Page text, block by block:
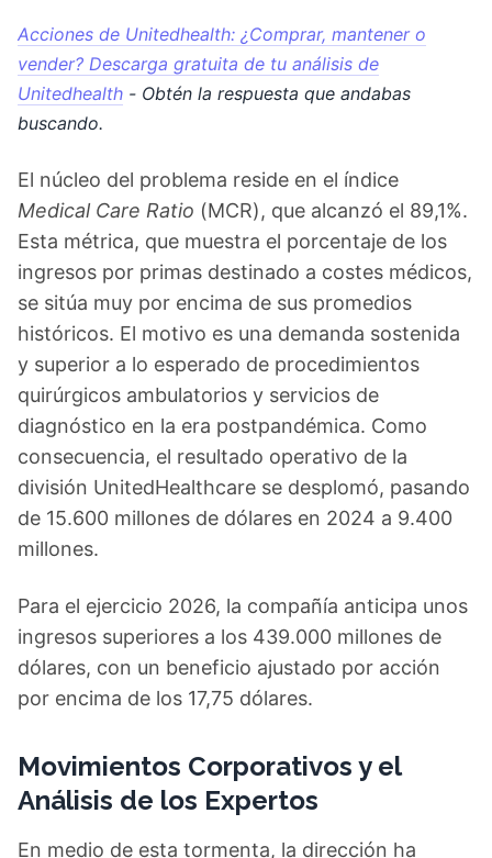
Acciones de Unitedhealth: ¿Comprar, mantener o
vender? Descarga gratuita de tu análisis de
Unitedhealth - Obtén la respuesta que andabas
buscando.
El núcleo del problema reside en el índice
Medical Care Ratio (MCR), que alcanzó el 89,1%.
Esta métrica, que muestra el porcentaje de los
ingresos por primas destinado a costes médicos,
se sitúa muy por encima de sus promedios
históricos. El motivo es una demanda sostenida
y superior a lo esperado de procedimientos
quirúrgicos ambulatorios y servicios de
diagnóstico en la era postpandémica. Como
consecuencia, el resultado operativo de la
división UnitedHealthcare se desplomó, pasando
de 15.600 millones de dólares en 2024 a 9.400
millones.
Para el ejercicio 2026, la compañía anticipa unos
ingresos superiores a los 439.000 millones de
dólares, con un beneficio ajustado por acción
por encima de los 17,75 dólares.
Movimientos Corporativos y el
Análisis de los Expertos
En medio de esta tormenta, la dirección ha